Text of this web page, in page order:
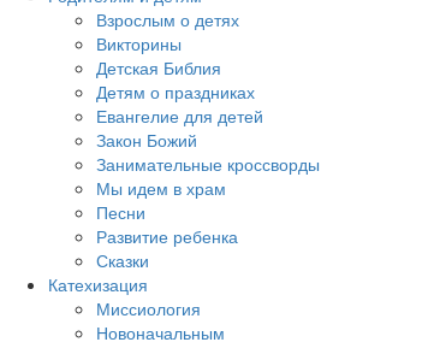
Взрослым о детях
Викторины
Детская Библия
Детям о праздниках
Евангелие для детей
Закон Божий
Занимательные кроссворды
Мы идем в храм
Песни
Развитие ребенка
Сказки
Катехизация
Миссиология
Новоначальным